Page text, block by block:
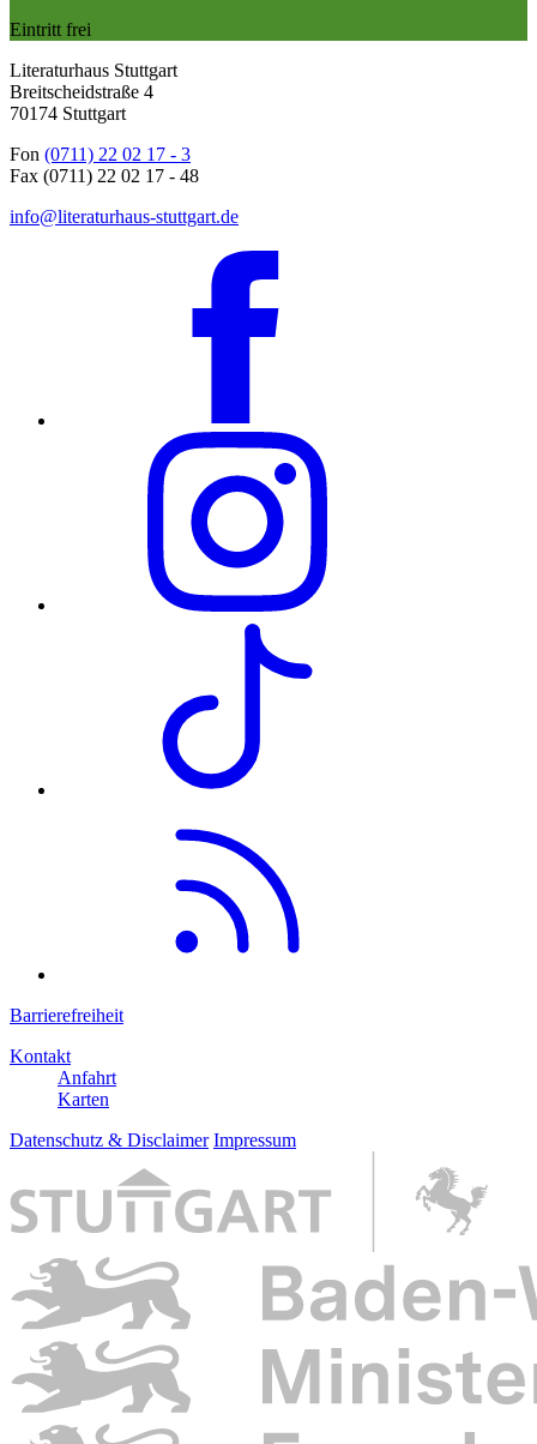
Eintritt frei
Literaturhaus Stuttgart
Breitscheidstraße 4
70174 Stuttgart
Fon (0711) 22 02 17 - 3
Fax (0711) 22 02 17 - 48
info@literaturhaus-stuttgart.de
Barrierefreiheit
Kontakt
Anfahrt
Karten
Datenschutz & Disclaimer Impressum